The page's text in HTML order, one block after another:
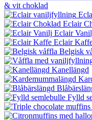
& vit choklad
Eclair
Eclair
Eclair
Belgisk
Kanellängd
Fylld